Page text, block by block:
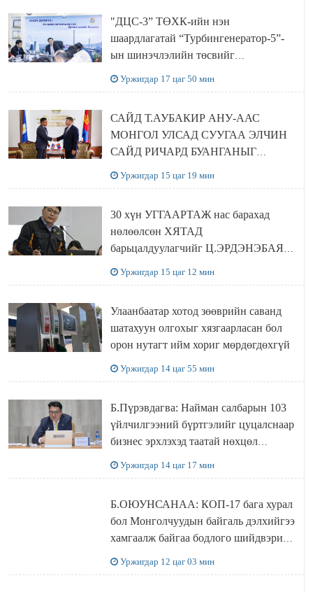
"ДЦС-3” ТӨХК-ийн нэн
шаардлагатай “Турбингенератор-5”-
ын шинэчлэлийн төсвийг
Уржигдар 17 цаг 50 мин
САЙД Т.АУБАКИР АНУ-ААС
МОНГОЛ УЛСАД СУУГАА ЭЛЧИН
САЙД РИЧАРД БУАНГАНЫГ
Уржигдар 15 цаг 19 мин
30 хүн УГГААРТАЖ нас барахад
нөлөөлсөн ХЯТАД
барьцалдуулагчийг Ц.ЭРДЭНЭБАЯР
Уржигдар 15 цаг 12 мин
Улаанбаатар хотод зөөврийн саванд
шатахуун олгохыг хязгаарласан бол
орон нутагт ийм хориг мөрдөгдөхгүй
Уржигдар 14 цаг 55 мин
Б.Пүрэвдагва: Найман салбарын 103
үйлчилгээний бүртгэлийг цуцалснаар
бизнес эрхлэхэд таатай нөхцөл
Уржигдар 14 цаг 17 мин
Б.ОЮУНСАНАА: КОП-17 бага хурал
бол Монголчуудын байгаль дэлхийгээ
хамгаалж байгаа бодлого шийдвэрийг
Уржигдар 12 цаг 03 мин